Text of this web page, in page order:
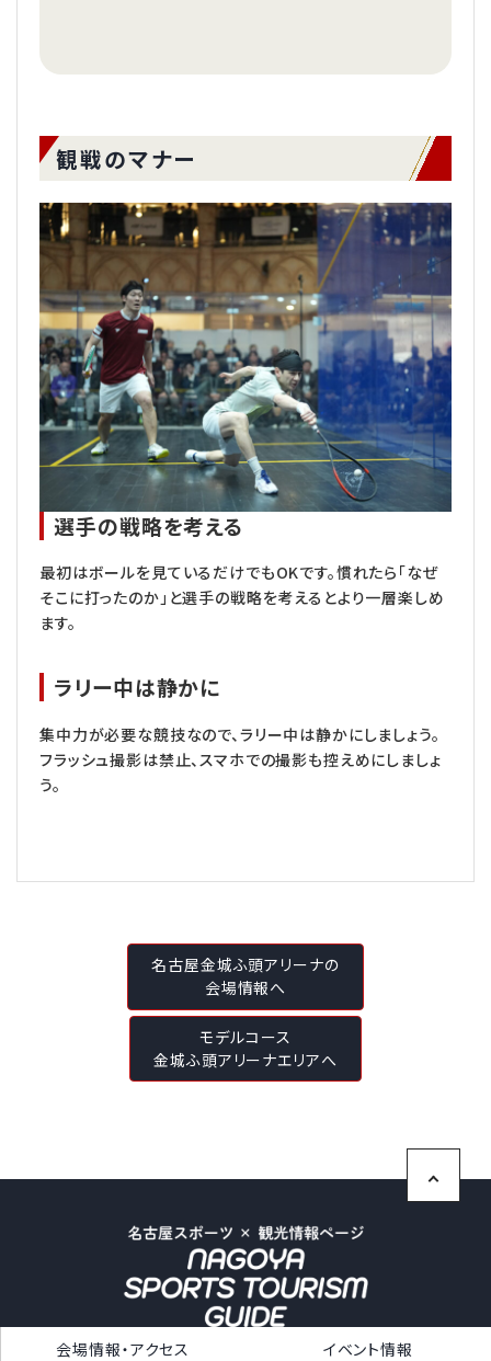
観戦のマナー
選手の戦略を考える
最初はボールを見ているだけでもOKです。慣れたら「なぜ
そこに打ったのか」と選手の戦略を考えるとより一層楽しめ
ます。
ラリー中は静かに
集中力が必要な競技なので、ラリー中は静かにしましょう。
フラッシュ撮影は禁止、スマホでの撮影も控えめにしましょ
う。
名古屋金城ふ頭アリーナの
会場情報へ
モデルコース
金城ふ頭アリーナエリアへ
会場情報・アクセス イベント情報